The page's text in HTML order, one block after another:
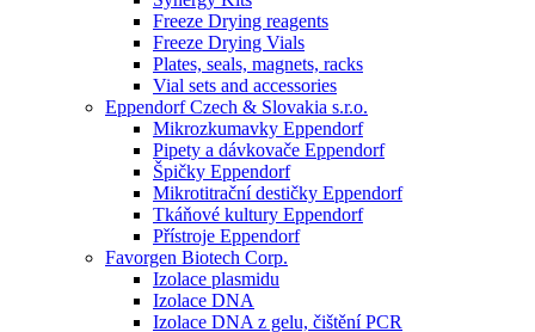
Freeze Drying reagents
Freeze Drying Vials
Plates, seals, magnets, racks
Vial sets and accessories
Eppendorf Czech & Slovakia s.r.o.
Mikrozkumavky Eppendorf
Pipety a dávkovače Eppendorf
Špičky Eppendorf
Mikrotitrační destičky Eppendorf
Tkáňové kultury Eppendorf
Přístroje Eppendorf
Favorgen Biotech Corp.
Izolace plasmidu
Izolace DNA
Izolace DNA z gelu, čištění PCR